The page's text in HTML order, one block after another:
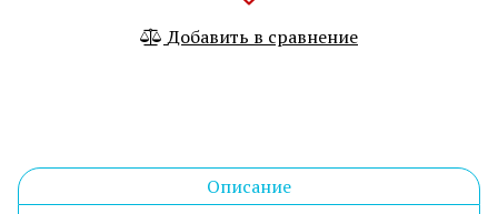
Добавить в сравнение
Описание